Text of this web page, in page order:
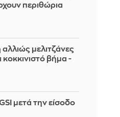
περιθώρια
μελιτζάνες
κοκκινιστό βήμα -
μετά την είσοδο